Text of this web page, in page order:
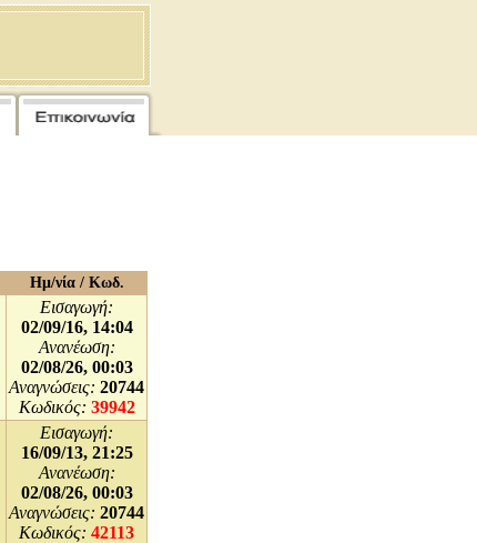
Ημ/νία / Κωδ.
Εισαγωγή:
02/09/16, 14:04
Ανανέωση:
02/08/26, 00:03
Αναγνώσεις: 20744
Κωδικός: 39942
Εισαγωγή:
16/09/13, 21:25
Ανανέωση:
02/08/26, 00:03
Αναγνώσεις: 20744
Κωδικός: 42113